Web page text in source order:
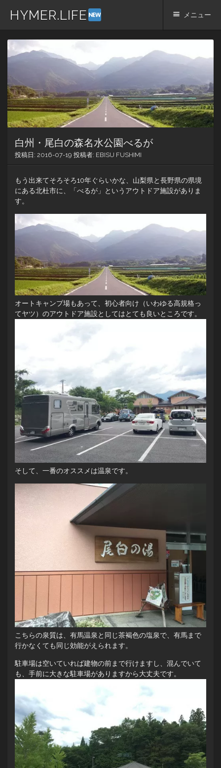
HYMER.LIFE メニュー
コ
ツ
へ
ス
キ
ッ
白州・尾白の森名水公園べるが
投稿日: 2016-07-19 投稿者: EBISU FUSHIMI
もう出来てそろそろ10年ぐらいかな、山梨県と長野県の県境
にある北杜市に、「べるが」というアウトドア施設がありま
す。
オートキャンプ場もあって、初心者向け（いわゆる高規格っ
てヤツ）のアウトドア施設としてはとても良いところです。
そして、一番のオススメは温泉です。
こちらの泉質は、有馬温泉と同じ茶褐色の塩泉で、有馬まで
行かなくても同じ効能がえられます。
駐車場は空いていれば建物の前まで行けますし、混んでいて
も、手前に大きな駐車場がありますから大丈夫です。